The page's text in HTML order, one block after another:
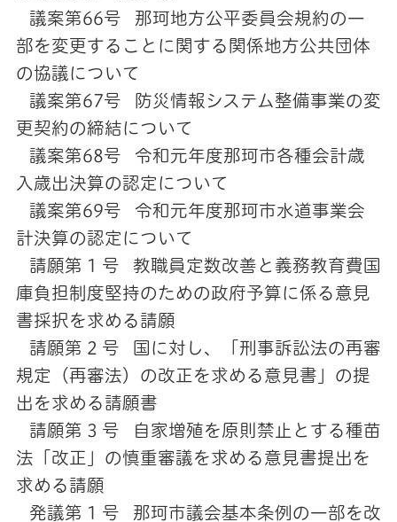
議案第66号 那珂地方公平委員会規約の一
部を変更することに関する関係地方公共団体
の協議について
議案第67号 防災情報システム整備事業の変
更契約の締結について
議案第68号 令和元年度那珂市各種会計歳
入歳出決算の認定について
議案第69号 令和元年度那珂市水道事業会
計決算の認定について
請願第 1 号 教職員定数改善と義務教育費国
庫負担制度堅持のための政府予算に係る意見
書採択を求める請願
請願第 2 号 国に対し、「刑事訴訟法の再審
規定（再審法）の改正を求める意見書」の提
出を求める請願書
請願第 3 号 自家増殖を原則禁止とする種苗
法「改正」の慎重審議を求める意見書提出を
求める請願
発議第 1 号 那珂市議会基本条例の一部を改